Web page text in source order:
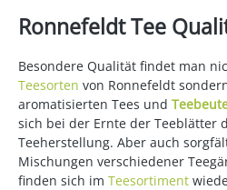
Ronnefeldt Tee
Besondere Qualität findet man
Teesorten von Ronnefeldt
aromatisierten Tees und
sich bei der Ernte der Teeblätter
Teeherstellung. Aber auch
Mischungen verschiedener
finden sich im Teesortiment